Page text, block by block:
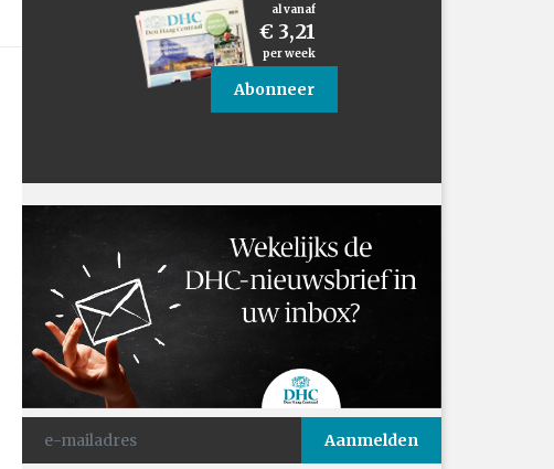
al vanaf
€ 3,21
per week
Abonneer